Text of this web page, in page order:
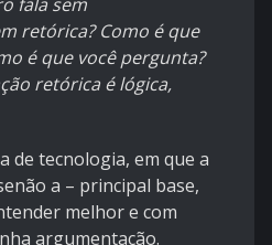
retórica? Como é que
é que você pergunta?
retórica é lógica,
de tecnologia, em que a
a – principal base,
melhor e com
argumentação.